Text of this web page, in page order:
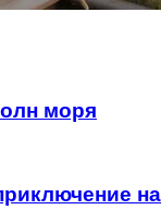
моря